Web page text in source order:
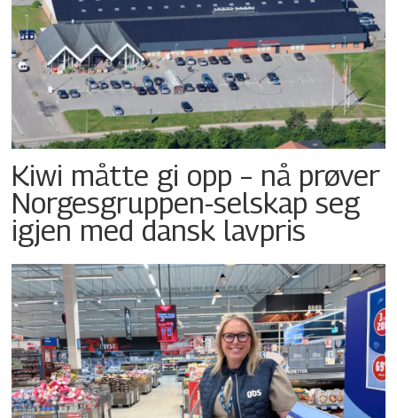
Kiwi måtte gi opp – nå prøver
Norgesgruppen-selskap seg
igjen med dansk lavpris